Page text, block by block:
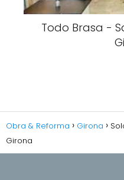
Todo Brasa -
Obra & Reforma Girona
Girona